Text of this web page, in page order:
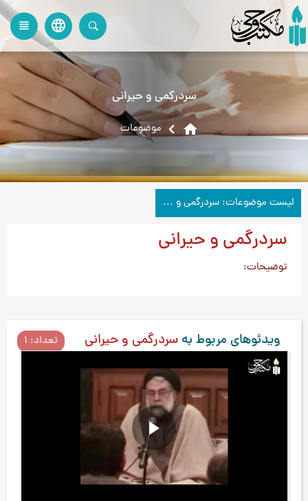
language
view_headline
سردرگمی و حیرانی
home موضوعات
لیست موضوعات: سردرگمی و حیرانی
سردرگمی و حیرانی
توضیحات
ویدئوهای مربوط به سردرگمی و حیرانی تعداد: 1